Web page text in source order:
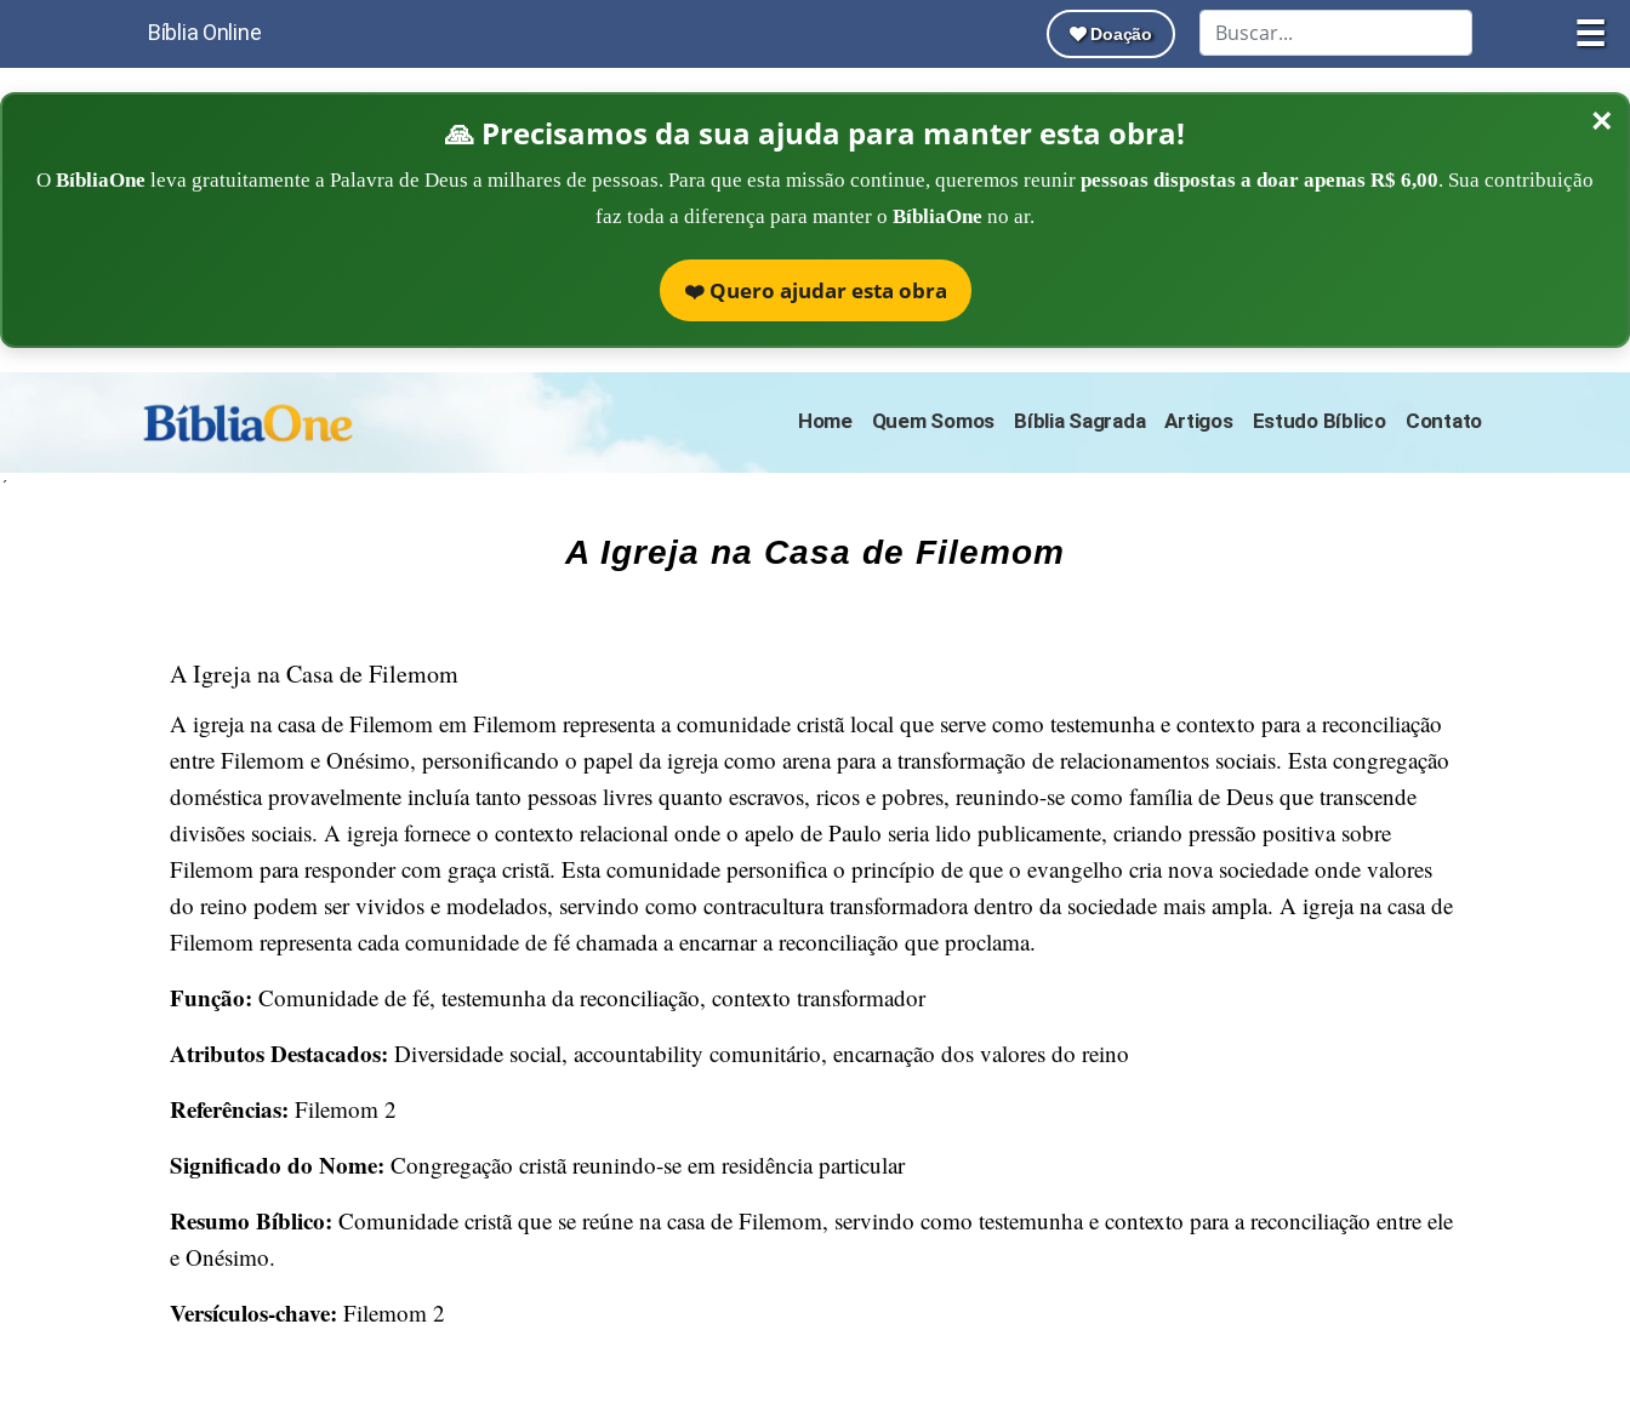
☰
Bíblia Online Doação
×
🙏 Precisamos da sua ajuda para manter esta obra!
O BíbliaOne leva gratuitamente a Palavra de Deus a milhares de pessoas. Para que esta missão continue, queremos reunir pessoas dispostas a doar apenas R$ 6,00. Sua contribuição
faz toda a diferença para manter o BíbliaOne no ar.
❤️ Quero ajudar esta obra
Home Quem Somos Bíblia Sagrada Artigos Estudo Bíblico Contato
´
A Igreja na Casa de Filemom
A Igreja na Casa de Filemom
A igreja na casa de Filemom em Filemom representa a comunidade cristã local que serve como testemunha e contexto para a reconciliação
entre Filemom e Onésimo, personificando o papel da igreja como arena para a transformação de relacionamentos sociais. Esta congregação
doméstica provavelmente incluía tanto pessoas livres quanto escravos, ricos e pobres, reunindo-se como família de Deus que transcende
divisões sociais. A igreja fornece o contexto relacional onde o apelo de Paulo seria lido publicamente, criando pressão positiva sobre
Filemom para responder com graça cristã. Esta comunidade personifica o princípio de que o evangelho cria nova sociedade onde valores
do reino podem ser vividos e modelados, servindo como contracultura transformadora dentro da sociedade mais ampla. A igreja na casa de
Filemom representa cada comunidade de fé chamada a encarnar a reconciliação que proclama.
Função: Comunidade de fé, testemunha da reconciliação, contexto transformador
Atributos Destacados: Diversidade social, accountability comunitário, encarnação dos valores do reino
Referências: Filemom 2
Significado do Nome: Congregação cristã reunindo-se em residência particular
Resumo Bíblico: Comunidade cristã que se reúne na casa de Filemom, servindo como testemunha e contexto para a reconciliação entre ele
e Onésimo.
Versículos-chave: Filemom 2